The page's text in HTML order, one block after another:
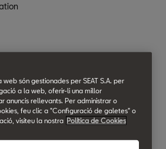
web són gestionades per SEAT S.A. per
a la web, oferir-li una millor
anuncis rellevants. Per administrar o
feu clic a "Configuració de galetes" o
visiteu la nostra Política de Cookies